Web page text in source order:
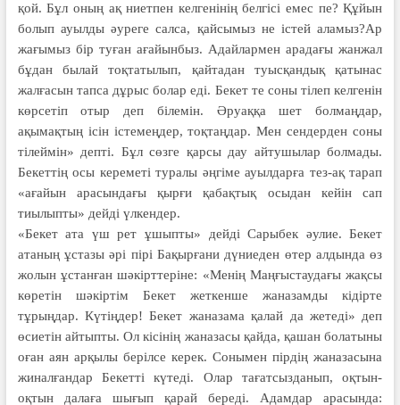
қой. Бұл оның ақ ниетпен келгенінің белгісі емес пе? Құйын
болып ауылды әуреге салса, қайсымыз не істей аламыз?Ар
жағымыз бір туған ағайынбыз. Адайлармен арадағы жанжал
бұдан былай тоқтатылып, қайтадан туысқандық қатынас
жалғасын тапса дұрыс болар еді. Бекет те соны тілеп келгенін
көрсетіп отыр деп білемін. Әруаққа шет болмаңдар,
ақымақтың ісін істемеңдер, тоқтаңдар. Мен сендерден соны
тілеймін» депті. Бұл сөзге қарсы дау айтушылар болмады.
Бекеттің осы кереметі туралы әңгіме ауылдарға тез-ақ тарап
«ағайын арасындағы қырғи қабақтық осыдан кейін сап
тиылыпты» дейді үлкендер.
«Бекет ата үш рет ұшыпты» дейді Сарыбек әулие. Бекет
атаның ұстазы әрі пірі Бақырғани дүниеден өтер алдында өз
жолын ұстанған шәкірттеріне: «Менің Маңғыстаудағы жақсы
көретін шәкіртім Бекет жеткенше жаназамды кідірте
тұрыңдар. Күтіңдер! Бекет жаназама қалай да жетеді» деп
өсиетін айтыпты. Ол кісінің жаназасы қайда, қашан болатыны
оған аян арқылы берілсе керек. Сонымен пірдің жаназасына
жиналғандар Бекетті күтеді. Олар тағатсызданып, оқтын-
оқтын далаға шығып қарай береді. Адамдар арасында: